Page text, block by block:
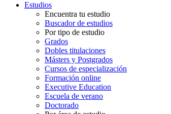
Estudios
Encuentra tu estudio
Buscador de estudios
Por tipo de estudio
Grados
Dobles titulaciones
Másters y Postgrados
Cursos de especialización
Formación online
Executive Education
Escuela de verano
Doctorado